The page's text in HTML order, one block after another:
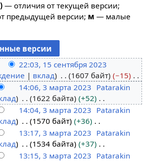
— отличия от текущей версии;
предыдущей версии; м — малые
22:03, 15 сентября 2023
вклад 1607 байт
−15
14:06, 3 марта 2023 Patarakin
1622 байта
+52
14:04, 3 марта 2023 Patarakin
1570 байт
+36
13:17, 3 марта 2023 Patarakin
1534 байта
+37
13:15, 3 марта 2023 Patarakin